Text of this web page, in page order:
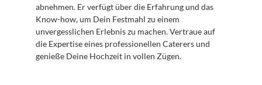
abnehmen. Er verfügt über die Erfahrung und das
Know-how, um Dein Festmahl zu einem
unvergesslichen Erlebnis zu machen. Vertraue auf
die Expertise eines professionellen Caterers und
genieße Deine Hochzeit in vollen Zügen.